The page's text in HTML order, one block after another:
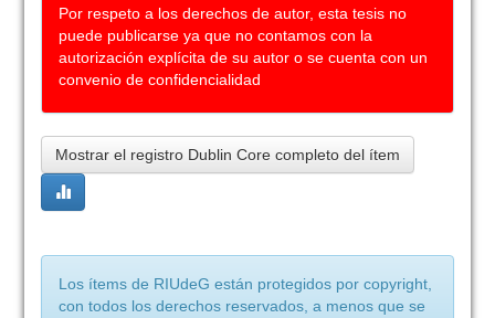
Por respeto a los derechos de autor, esta tesis no
puede publicarse ya que no contamos con la
autorización explícita de su autor o se cuenta con un
convenio de confidencialidad
Mostrar el registro Dublin Core completo del ítem
Los ítems de RIUdeG están protegidos por copyright,
con todos los derechos reservados, a menos que se